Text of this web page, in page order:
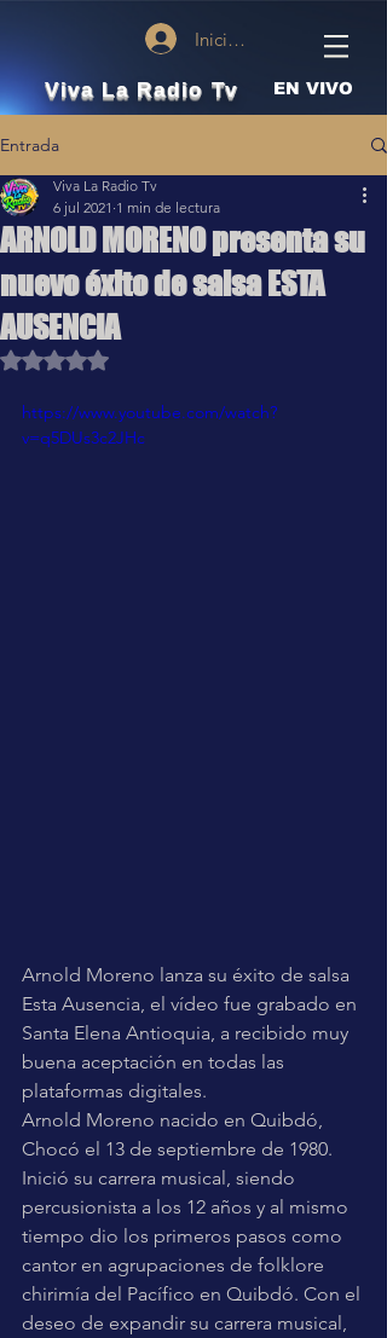
Iniciar sesión
Viva La Radio Tv EN VIVO
Entrada
ARNOLD MORENO presenta su
nuevo éxito de salsa ESTA
AUSENCIA
Viva La Radio Tv
6 jul 2021 1 min de lectura
Obtuvo NaN de 5 estrellas.
https://www.youtube.com/watch?
v=q5DUs3c2JHc
Arnold Moreno lanza su éxito de salsa
Esta Ausencia, el vídeo fue grabado en
Santa Elena Antioquia, a recibido muy
buena aceptación en todas las
plataformas digitales.
Arnold Moreno nacido en Quibdó,
Chocó el 13 de septiembre de 1980.
Inició su carrera musical, siendo
percusionista a los 12 años y al mismo
tiempo dio los primeros pasos como
cantor en agrupaciones de folklore
chirimía del Pacífico en Quibdó. Con el
deseo de expandir su carrera musical,